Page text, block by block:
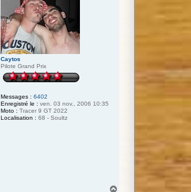
Caytos
Pilote Grand Prix
Messages : 6402
Enregistré le : ven. 03 nov., 2006 10:35
Moto : Tracer 9 GT 2022
Localisation : 68 - Soultz